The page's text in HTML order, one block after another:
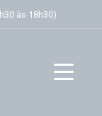
às 18h30)